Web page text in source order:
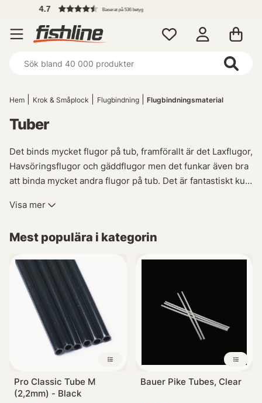
Hem Krok & Småplock Flugbindning Flugbindningsmaterial
Tuber
Det binds mycket flugor på tub, framförallt är det Laxflugor,
Havsöringsflugor och gäddflugor men det funkar även bra
att binda mycket andra flugor på tub. Det är fantastiskt kul
Visa mer
Mest populära i kategorin
Pro Classic Tube M
(2,2mm) - Black
Bauer Pike Tubes, Clear